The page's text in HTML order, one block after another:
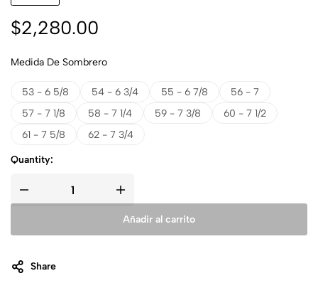
$2,280.00
Medida De Sombrero
53 - 6 5/8 54 - 6 3/4 55 - 6 7/8
56 - 7
57 - 7 1/8
58 - 7 1/4 59 - 7 3/8
60 - 7 1/2
61 - 7 5/8
62 - 7 3/4
Quantity:
Añadir al carrito
Share